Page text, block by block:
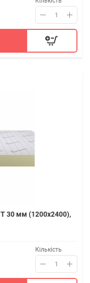
30 мм (1200х2400),
Кількість